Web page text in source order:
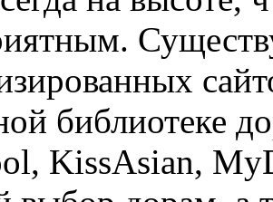
библиотеке
KissAsian,